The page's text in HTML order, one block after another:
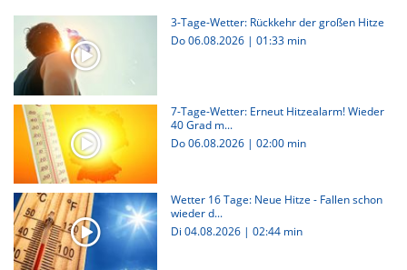
3-Tage-Wetter: Rückkehr der großen Hitze
Do 06.08.2026 | 01:33 min
7-Tage-Wetter: Erneut Hitzealarm! Wieder
40 Grad m...
Do 06.08.2026 | 02:00 min
Wetter 16 Tage: Neue Hitze - Fallen schon
wieder d...
Di 04.08.2026 | 02:44 min